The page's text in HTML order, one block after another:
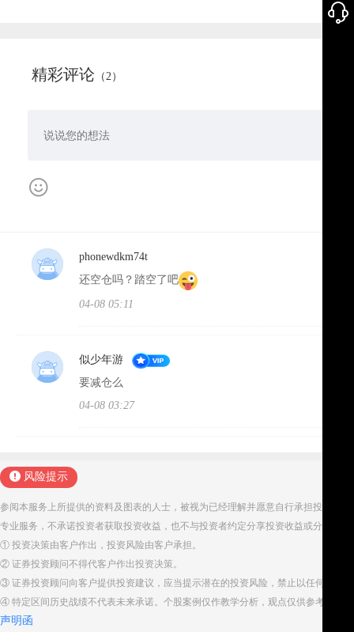
精彩评论 （2）
phonewdkm74t
还空仓吗？踏空了吧
04-08 05:11
似少年游
要减仓么
04-08 03:27
风险提示
参阅本服务上所提供的资料及图表的人士，被视为已经理解并愿意自行承担投资服
专业服务，不承诺投资者获取投资收益，也不与投资者约定分享投资收益或分担投
① 投资决策由客户作出，投资风险由客户承担。
② 证券投资顾问不得代客户作出投资决策。
③ 证券投资顾问向客户提供投资建议，应当提示潜在的投资风险，禁止以任何方式
④ 特定区间历史战绩不代表未来承诺。个股案例仅作教学分析，观点仅供参考。股
声明函